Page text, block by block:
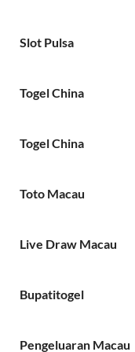
Slot Pulsa
Togel China
Togel China
Toto Macau
Live Draw Macau
Bupatitogel
Pengeluaran Macau